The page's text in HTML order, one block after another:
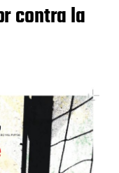
contra la